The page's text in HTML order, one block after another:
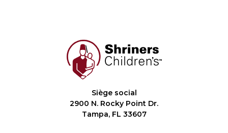
Siège social
2900 N. Rocky Point Dr.
Tampa, FL 33607